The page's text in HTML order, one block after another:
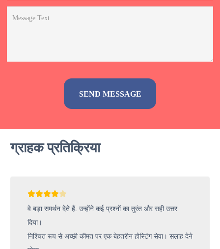
ग्राहक प्रतिक्रिया
वे बड़ा समर्थन देते हैं. उन्होंने कई प्रश्नों का तुरंत और सही उत्तर
दिया।
निश्चित रूप से अच्छी कीमत पर एक बेहतरीन होस्टिंग सेवा। सलाह देने